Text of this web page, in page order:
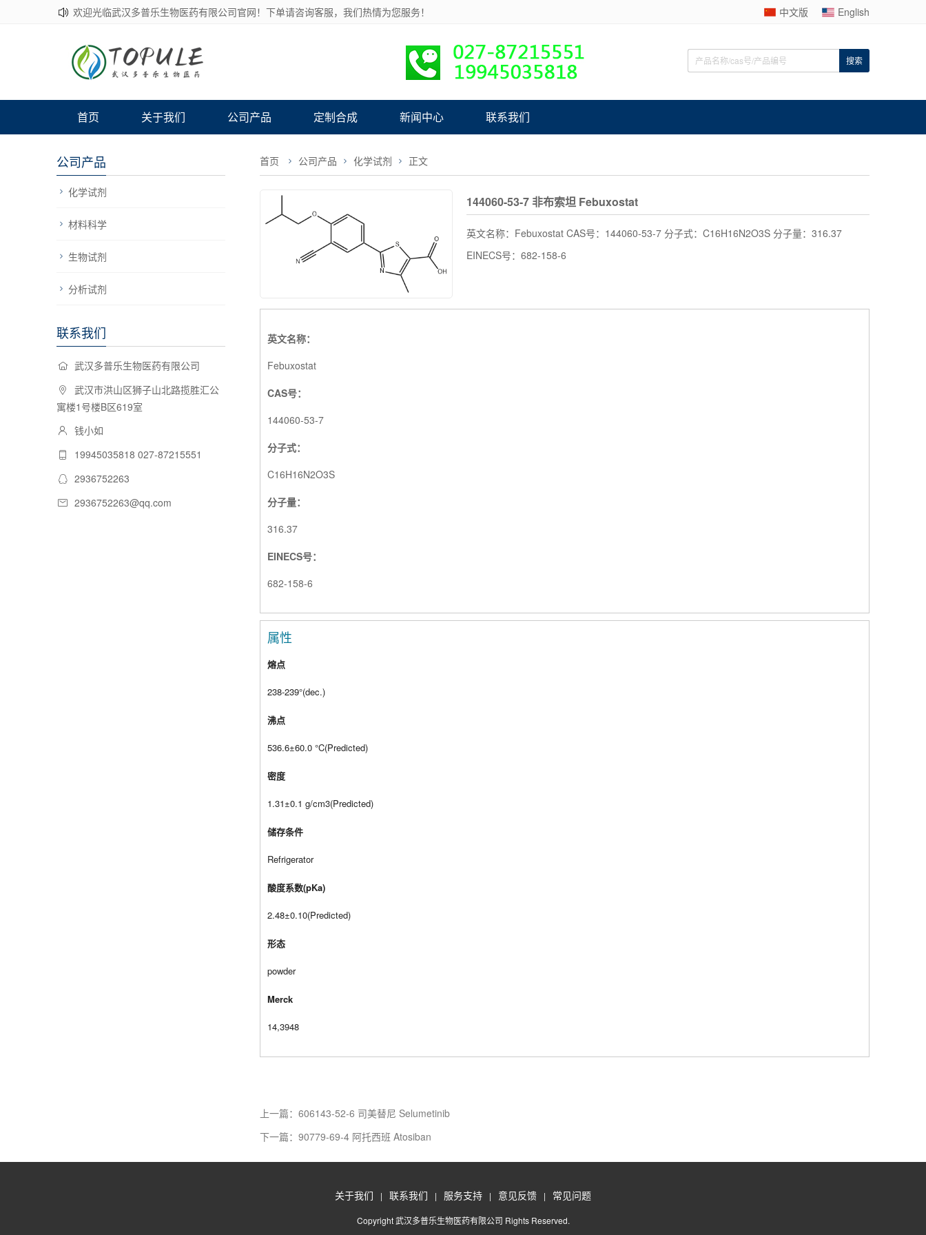
欢迎光临武汉多普乐生物医药有限公司官网！下单请咨询客服，我们热情为您服务！ 中文版 English
首页 关于我们 公司产品 定制合成 新闻中心 联系我们
公司产品
化学试剂
材料科学
生物试剂
分析试剂
联系我们
武汉多普乐生物医药有限公司
武汉市洪山区狮子山北路揽胜汇公
寓楼1号楼B区619室
钱小如
19945035818 027-87215551
2936752263
2936752263@qq.com
首页 公司产品 化学试剂 正文
144060-53-7 非布索坦 Febuxostat
英文名称：Febuxostat CAS号：144060-53-7 分子式：C16H16N2O3S 分子量：316.37
EINECS号：682-158-6
英文名称：
Febuxostat
CAS号：
144060-53-7
分子式：
C16H16N2O3S
分子量：
316.37
EINECS号：
682-158-6
属性
熔点
238-239°(dec.)
沸点
536.6±60.0 °C(Predicted)
密度
1.31±0.1 g/cm3(Predicted)
储存条件
Refrigerator
酸度系数(pKa)
2.48±0.10(Predicted)
形态
powder
Merck
14,3948
上一篇：606143-52-6 司美替尼 Selumetinib
下一篇：90779-69-4 阿托西班 Atosiban
关于我们 | 联系我们 | 服务支持 | 意见反馈 | 常见问题
Copyright 武汉多普乐生物医药有限公司 Rights Reserved.